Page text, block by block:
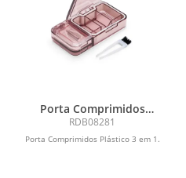
Porta Comprimidos
Plástico
RDB08281
Porta Comprimidos Plástico 3 em 1.